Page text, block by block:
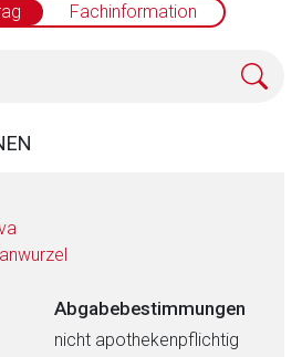
Fachinformation
Abgabebestimmungen
nicht apothekenpflichtig